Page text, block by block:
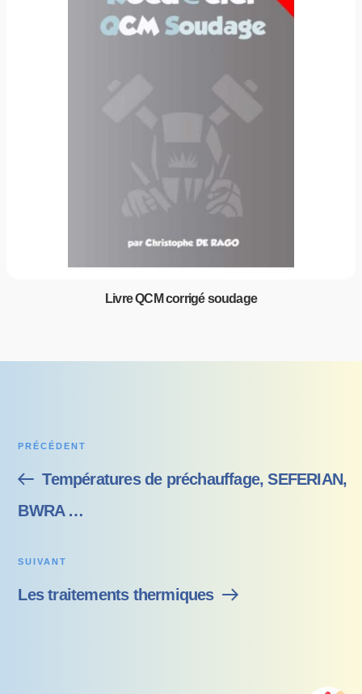
Livre QCM corrigé soudage
PRÉCÉDENT
Températures de préchauffage, SEFERIAN,
BWRA …
SUIVANT
Les traitements thermiques